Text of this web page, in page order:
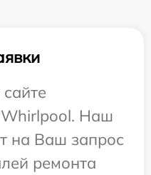
Whirlpool. Наш
на Ваш запрос
ремонта